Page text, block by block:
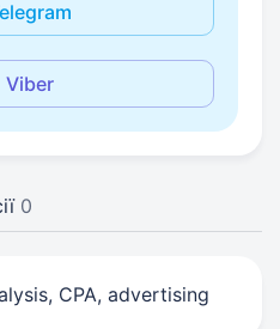
Viber
0
CPA, advertising